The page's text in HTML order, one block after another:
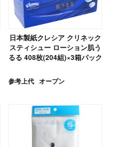
日本製紙クレシア クリネック
スティシュー ローション肌う
るる 408枚(204組)×3箱パック
参考上代 オープン